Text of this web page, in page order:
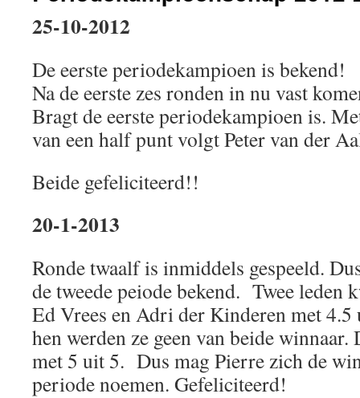
25-10-2012
De eerste periodekampioen is bekend!
Na de eerste zes ronden in nu vast
Bragt de eerste periodekampioen is.
van een half punt volgt Peter van der
Beide gefeliciteerd!!
20-1-2013
Ronde twaalf is inmiddels gespeeld.
de tweede peiode bekend. Twee leden
Ed Vrees en Adri der Kinderen met
hen werden ze geen van beide
met 5 uit 5. Dus mag Pierre zich de
periode noemen. Gefeliciteerd!